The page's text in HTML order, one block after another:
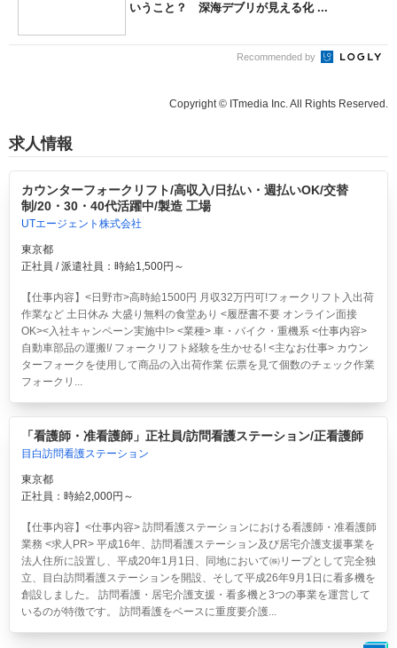
いうこと？ 深海デブリが見える化 ...
Recommended by
Copyright © ITmedia Inc. All Rights Reserved.
求人情報
カウンターフォークリフト/高収入/日払い・週払いOK/交替
制/20・30・40代活躍中/製造 工場
UTエージェント株式会社
東京都
正社員 / 派遣社員：時給1,500円～
【仕事内容】<日野市>高時給1500円 月収32万円可!フォークリフト入出荷
作業など 土日休み 大盛り無料の食堂あり <履歴書不要 オンライン面接
OK><入社キャンペーン実施中!> <業種> 車・バイク・重機系 <仕事内容>
自動車部品の運搬!/ フォークリフト経験を生かせる! <主なお仕事> カウン
ターフォークを使用して商品の入出荷作業 伝票を見て個数のチェック作業
フォークリ...
「看護師・准看護師」正社員/訪問看護ステーション/正看護師
目白訪問看護ステーション
東京都
正社員：時給2,000円～
【仕事内容】<仕事内容> 訪問看護ステーションにおける看護師・准看護師
業務 <求人PR> 平成16年、訪問看護ステーション及び居宅介護支援事業を
法人住所に設置し、平成20年1月1日、同地において㈱リープとして完全独
立、目白訪問看護ステーションを開設、そして平成26年9月1日に看多機を
創設しました。 訪問看護・居宅介護支援・看多機と3つの事業を運営して
いるのが特徴です。 訪問看護をベースに重度要介護...